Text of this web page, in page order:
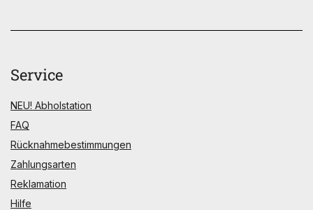
Service
NEU! Abholstation
FAQ
Rücknahmebestimmungen
Zahlungsarten
Reklamation
Hilfe